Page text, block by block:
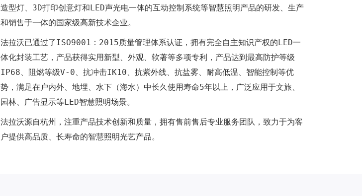
造型灯、3D打印创意灯和LED声光电一体的互动控制系统等智慧照明产品的研发、生产
和销售于一体的国家级高新技术企业。
法拉沃已通过了ISO9001：2015质量管理体系认证，拥有完全自主知识产权的LED一
体化封装工艺，产品获得实用新型、外观、软著等多项专利，产品达到最高防护等级
IP68、阻燃等级V-0、抗冲击IK10、抗紫外线、抗盐雾、耐高低温、智能控制等优
势，满足在户内外、地埋、水下（海水）中长久使用寿命5年以上，广泛应用于文旅、
园林、广告显示等LED智慧照明场景。
法拉沃源自杭州，注重产品技术创新和质量，拥有售前售后专业服务团队，致力于为客
户提供高品质、长寿命的智慧照明光艺产品。